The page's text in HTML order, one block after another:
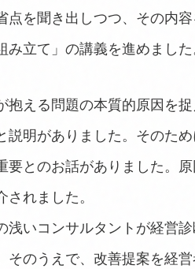
点を聞き出しつつ、その内
立て」の講義を進めました
抱える問題の本質的原因を
説明がありました。そのた
要とのお話がありました。
れました。
浅いコンサルタントが経営
そのうえで、改善提案を経